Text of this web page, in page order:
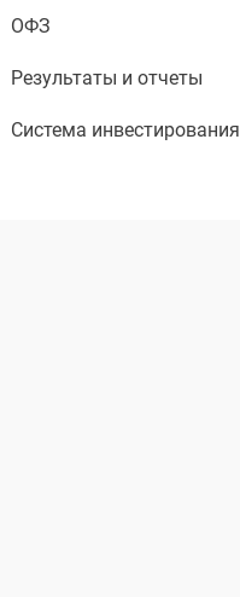
ОФЗ
Результаты и отчеты
Система инвестирования